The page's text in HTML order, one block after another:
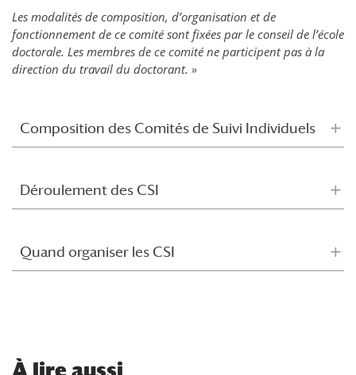
Les modalités de composition, d’organisation et de
fonctionnement de ce comité sont fixées par le conseil de l’école
doctorale. Les membres de ce comité ne participent pas à la
direction du travail du doctorant. »
Composition des Comités de Suivi Individuels
Déroulement des CSI
Quand organiser les CSI
À lire aussi